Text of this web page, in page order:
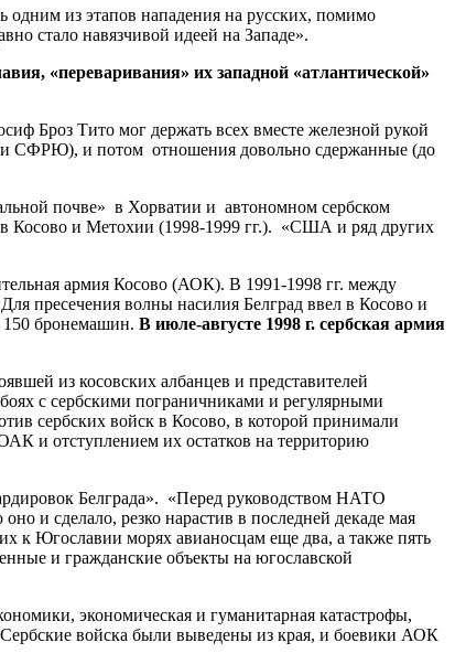
из этапов нападения на русских, помимо
стало навязчивой идеей на Западе».
«переваривания» их западной «атлантической»
Броз Тито мог держать всех вместе железной рукой
СФРЮ), и потом отношения довольно сдержанные (до
почве» в Хорватии и автономном сербском
в Косово и Метохии (1998-1999 гг.). «США и ряд других
армия Косово (АОК). В 1991-1998 гг. между
пресечения волны насилия Белград ввел в Косово и
150 бронемашин. В июле-августе 1998 г. сербская армия
из косовских албанцев и представителей
с сербскими пограничниками и регулярными
сербских войск в Косово, в которой принимали
и отступлением их остатков на территорию
Белграда». «Перед руководством НАТО
и сделало, резко нарастив в последней декаде мая
к Югославии морях авианосцам еще два, а также пять
и гражданские объекты на югославской
экономическая и гуманитарная катастрофы,
войска были выведены из края, и боевики АОК